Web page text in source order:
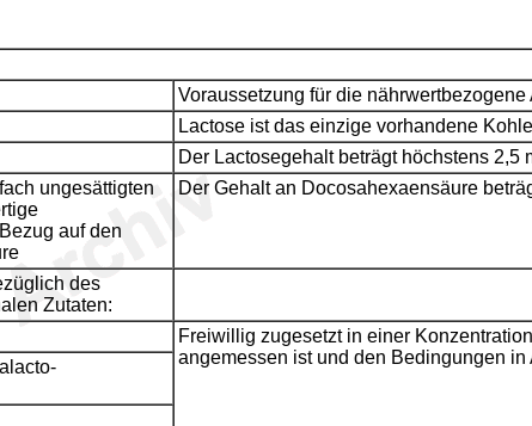
Voraussetzung für die nährwertbezogene
Lactose ist das einzige vorhandene
Der Lactosegehalt beträgt höchstens 2,5
ungesättigten
auf den
Der Gehalt an Docosahexaensäure
des
Zutaten:
Freiwillig zugesetzt in einer
angemessen ist und den Bedingungen in